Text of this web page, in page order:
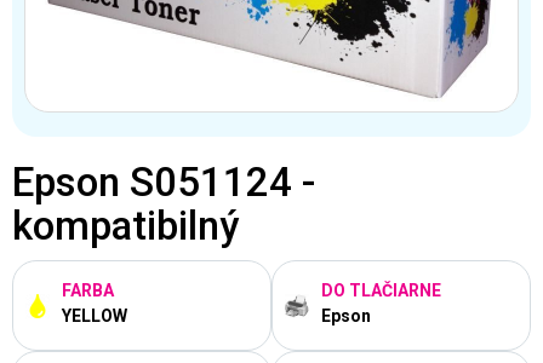
Epson S051124 -
kompatibilný
FARBA
YELLOW
DO TLAČIARNE
Epson